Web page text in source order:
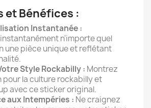
et Bénéfices :
Instantanée :
n'importe quel
une pièce unique et reflétant
Style Rockabilly : Montrez
pour la culture rockabilly et
avec ce sticker original.
aux Intempéries : Ne craignez